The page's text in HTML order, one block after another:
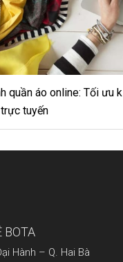
doanh bằng các
BOTA
Hành – Q. Hai Bà